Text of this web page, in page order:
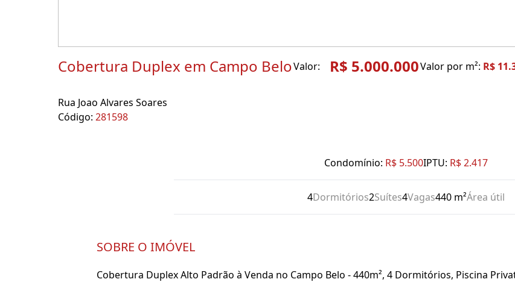
Cobertura Duplex em Campo BeloValor: R$ 5.000.000Valor por m²: R$
Rua Joao Alvares Soares
Código: 281598
Condomínio: R$ 5.500IPTU: R$ 2.417
4Dormitórios2Suítes4Vagas440 m²Área útil
SOBRE O IMÓVEL
Cobertura Duplex Alto Padrão à Venda no Campo Belo - 440m², 4 Dormitórios, Piscina